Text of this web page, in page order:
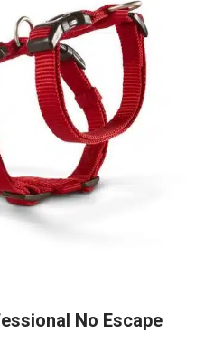
No Escape